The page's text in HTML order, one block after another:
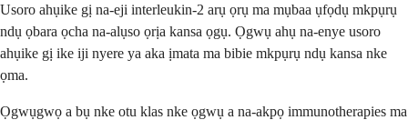
Usoro ahụike gị na-eji interleukin-2 arụ ọrụ ma mụbaa ụfọdụ mkpụrụ
ndụ ọbara ọcha na-alụso ọrịa kansa ọgụ. Ọgwụ ahụ na-enye usoro
ahụike gị ike iji nyere ya aka ịmata ma bibie mkpụrụ ndụ kansa nke
ọma.
Ọgwụgwọ a bụ nke otu klas nke ọgwụ a na-akpọ immunotherapies ma